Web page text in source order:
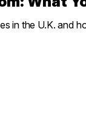
in the U.K. and